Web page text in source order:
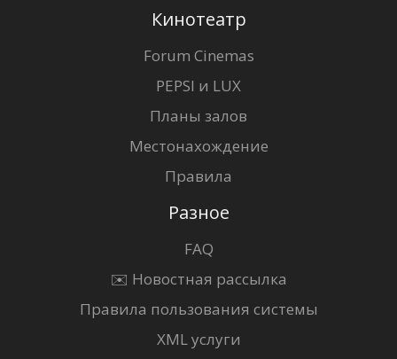
Кинотеатр
Forum Cinemas
PEPSI и LUX
Планы залов
Местонахождение
Правила
Разное
FAQ
✉️ Новостная рассылка
Правила пользования системы
XML услуги